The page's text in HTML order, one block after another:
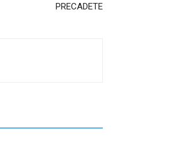
PRECADETE